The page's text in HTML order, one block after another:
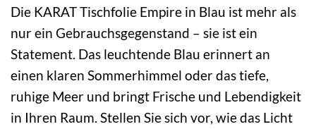
Die KARAT Tischfolie Empire in Blau ist mehr als
nur ein Gebrauchsgegenstand – sie ist ein
Statement. Das leuchtende Blau erinnert an
einen klaren Sommerhimmel oder das tiefe,
ruhige Meer und bringt Frische und Lebendigkeit
in Ihren Raum. Stellen Sie sich vor, wie das Licht